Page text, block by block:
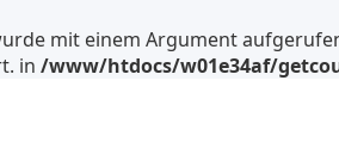
mit einem Argument
in /www/htdocs/w01e34af/